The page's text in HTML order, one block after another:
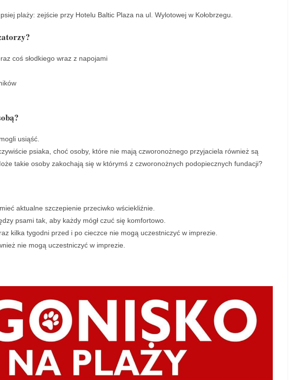
plaży: zejście przy Hotelu Baltic Plaza na ul. Wylotowej w Kołobrzegu.
coś słodkiego wraz z napojami
usiąść.
psiaka, choć osoby, które nie mają czworonożnego przyjaciela również są
takie osoby zakochają się w którymś z czworonożnych podopiecznych fundacji?
aktualne szczepienie przeciwko wściekliźnie.
psami tak, aby każdy mógł czuć się komfortowo.
kilka tygodni przed i po cieczce nie mogą uczestniczyć w imprezie.
nie mogą uczestniczyć w imprezie.